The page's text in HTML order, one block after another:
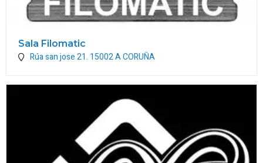
Sala Filomatic
Rúa san jose 21. 15002A CORUÑA